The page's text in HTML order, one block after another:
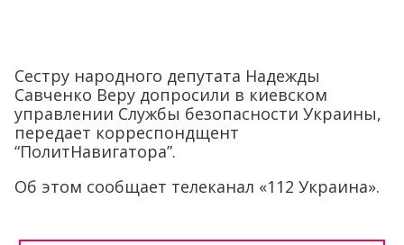
Сестру народного депутата Надежды
Савченко Веру допросили в киевском
управлении Службы безопасности Украины,
передает корреспондщент
“ПолитНавигатора”.
Об этом сообщает телеканал «112 Украина».